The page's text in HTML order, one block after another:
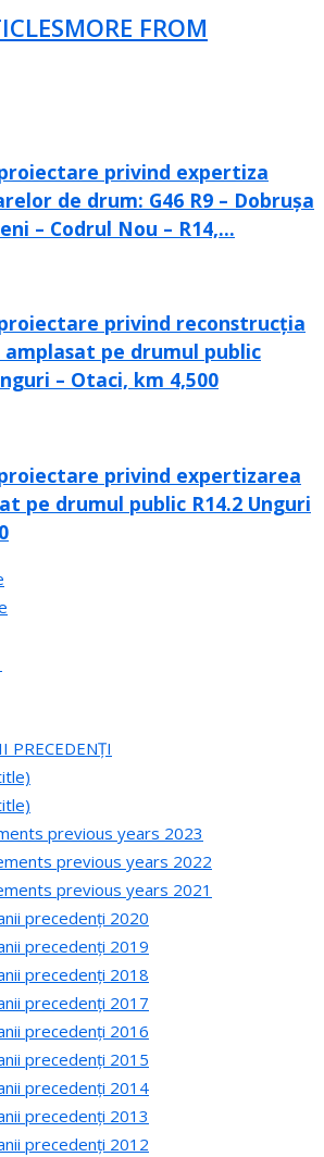
MORE FROM
privind expertiza
de drum: G46 R9 – Dobrușa
– Codrul Nou – R14,...
privind reconstrucția
pe drumul public
– Otaci, km 4,500
privind expertizarea
pe drumul public R14.2 Unguri
PRECEDENȚI
previous years 2023
previous years 2022
previous years 2021
precedenți 2020
precedenți 2019
precedenți 2018
precedenți 2017
precedenți 2016
precedenți 2015
precedenți 2014
precedenți 2013
precedenți 2012